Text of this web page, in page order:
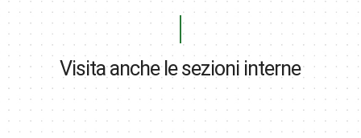
Visita anche le sezioni interne